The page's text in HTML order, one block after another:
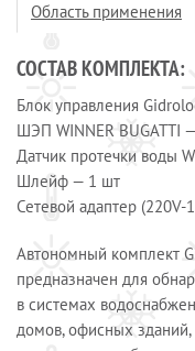
Область применения
СОСТАВ КОМПЛЕКТА:
Блок управления
ШЭП WINNER BUGATTI
Датчик протечки воды
Шлейф — 1 шт
Сетевой адаптер
Автономный комплект
предназначен для
в системах
домов, офисных